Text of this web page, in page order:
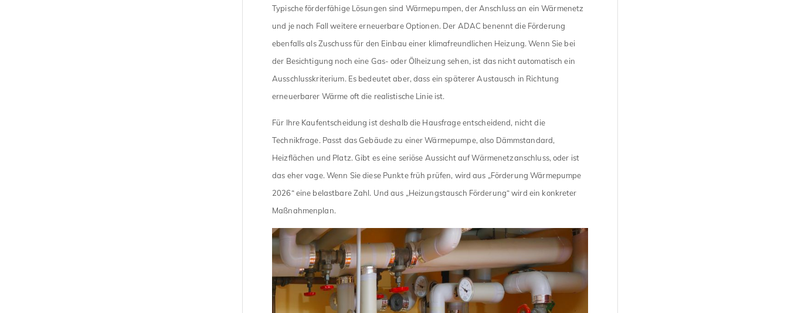
Typische förderfähige Lösungen sind Wärmepumpen, der Anschluss an ein Wärmenetz
und je nach Fall weitere erneuerbare Optionen. Der ADAC benennt die Förderung
ebenfalls als Zuschuss für den Einbau einer klimafreundlichen Heizung. Wenn Sie bei
der Besichtigung noch eine Gas- oder Ölheizung sehen, ist das nicht automatisch ein
Ausschlusskriterium. Es bedeutet aber, dass ein späterer Austausch in Richtung
erneuerbarer Wärme oft die realistische Linie ist.
Für Ihre Kaufentscheidung ist deshalb die Hausfrage entscheidend, nicht die
Technikfrage. Passt das Gebäude zu einer Wärmepumpe, also Dämmstandard,
Heizflächen und Platz. Gibt es eine seriöse Aussicht auf Wärmenetzanschluss, oder ist
das eher vage. Wenn Sie diese Punkte früh prüfen, wird aus „Förderung Wärmepumpe
2026“ eine belastbare Zahl. Und aus „Heizungstausch Förderung“ wird ein konkreter
Maßnahmenplan.